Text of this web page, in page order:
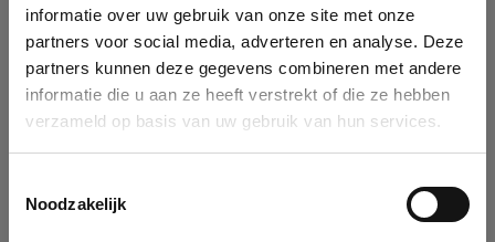
informatie over uw gebruik van onze site met onze
partners voor social media, adverteren en analyse. Deze
partners kunnen deze gegevens combineren met andere
informatie die u aan ze heeft verstrekt of die ze hebben
verzameld op basis van uw gebruik van hun services.
Noodzakelijk
Please fill in your company details
You can search a company in our database by name, VAT or
enterprise ID. When a company is selected it will auto-complete the
form. If you don't find your company in our database, you can create
See details
Ok